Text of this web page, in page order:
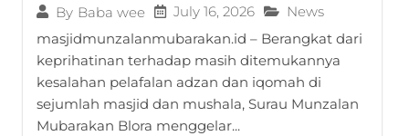
By Baba wee July 16, 2026
News
masjidmunzalanmubarakan.id – Berangkat dari
keprihatinan terhadap masih ditemukannya
kesalahan pelafalan adzan dan iqomah di
sejumlah masjid dan mushala, Surau Munzalan
Mubarakan Blora menggelar...